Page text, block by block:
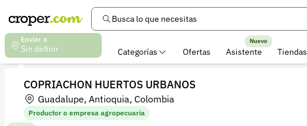
Busca lo que necesitas
Enviar a
Sin definir Categorías Ofertas Asistente
Nuevo
Tiendas
COPRIACHON HUERTOS URBANOS
Guadalupe, Antioquia, Colombia
Productor o empresa agropecuaria